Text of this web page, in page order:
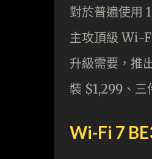
對於普遍使用
主攻頂級 Wi-
升級需要，推
裝 $1,299、三
Wi-Fi 7